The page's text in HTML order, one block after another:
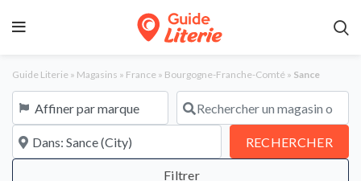
Guide Literie » Magasins » France » Bourgogne-Franche-Comté » Sance
Affiner par marque Rechercher un magasin ou une
À proximité de RECHERCHER